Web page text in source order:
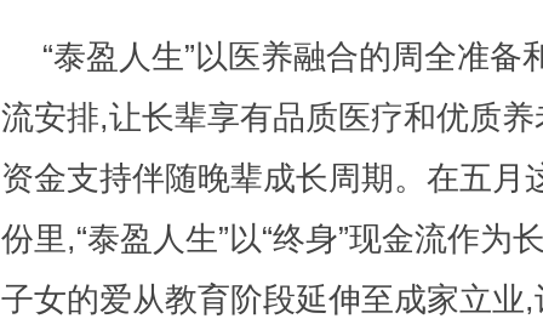
“泰盈人生”以医养融合的周全准备
流安排,让长辈享有品质医疗和优质
资金支持伴随晚辈成长周期。在五月
份里,“泰盈人生”以“终身”现金流作为
子女的爱从教育阶段延伸至成家立业